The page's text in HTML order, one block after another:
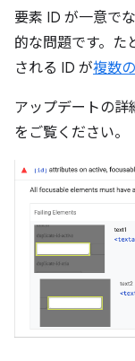
要素 ID が一意で
的な問題です。た
される ID が複数
アップデートの詳
をご覧ください。